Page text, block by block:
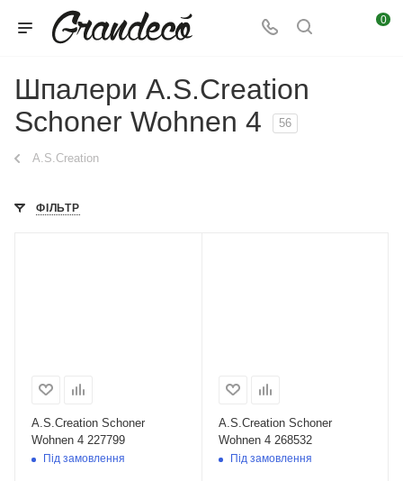
0
Шпалери A.S.Creation
Schoner Wohnen 4
56
A.S.Creation
ФІЛЬТР
A.S.Creation Schoner
Wohnen 4 227799
Під замовлення
A.S.Creation Schoner
Wohnen 4 268532
Під замовлення